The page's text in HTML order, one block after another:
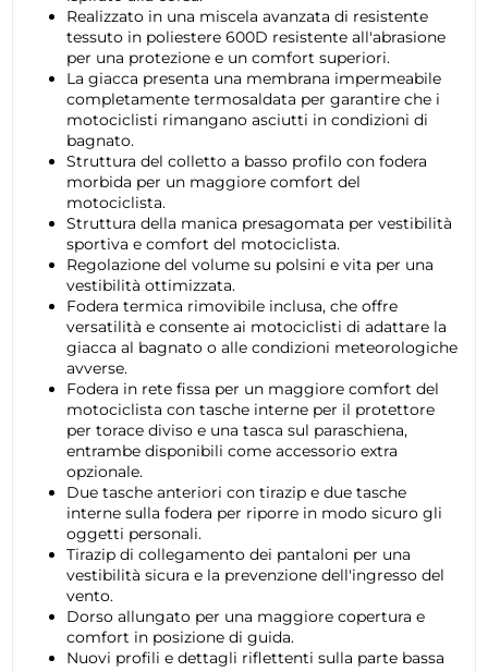
Realizzato in una miscela avanzata di resistente
tessuto in poliestere 600D resistente all'abrasione
per una protezione e un comfort superiori.
La giacca presenta una membrana impermeabile
completamente termosaldata per garantire che i
motociclisti rimangano asciutti in condizioni di
bagnato.
Struttura del colletto a basso profilo con fodera
morbida per un maggiore comfort del
motociclista.
Struttura della manica presagomata per vestibilità
sportiva e comfort del motociclista.
Regolazione del volume su polsini e vita per una
vestibilità ottimizzata.
Fodera termica rimovibile inclusa, che offre
versatilità e consente ai motociclisti di adattare la
giacca al bagnato o alle condizioni meteorologiche
avverse.
Fodera in rete fissa per un maggiore comfort del
motociclista con tasche interne per il protettore
per torace diviso e una tasca sul paraschiena,
entrambe disponibili come accessorio extra
opzionale.
Due tasche anteriori con tirazip e due tasche
interne sulla fodera per riporre in modo sicuro gli
oggetti personali.
Tirazip di collegamento dei pantaloni per una
vestibilità sicura e la prevenzione dell'ingresso del
vento.
Dorso allungato per una maggiore copertura e
comfort in posizione di guida.
Nuovi profili e dettagli riflettenti sulla parte bassa